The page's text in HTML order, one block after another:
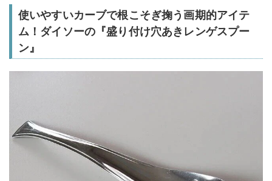
使いやすいカーブで根こそぎ掬う画期的アイテ
ム！ダイソーの『盛り付け穴あきレンゲスプー
ン』